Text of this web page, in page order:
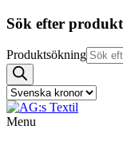
Sök efter produkt
Produktsökning
Menu